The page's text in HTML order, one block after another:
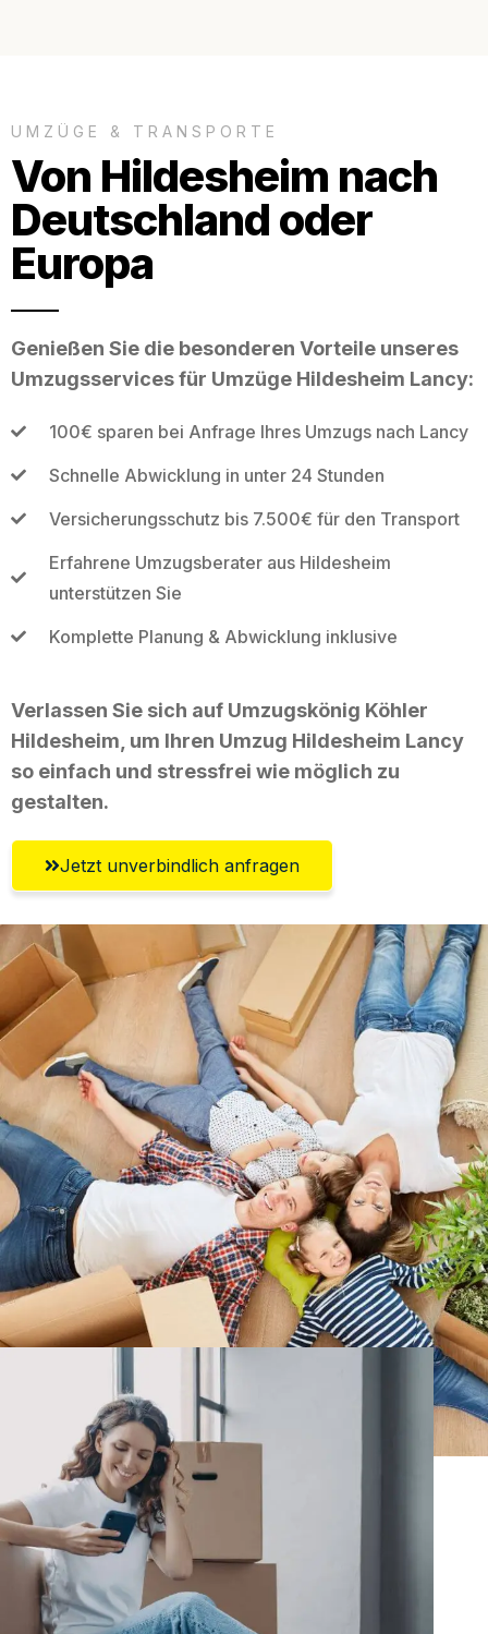
UMZÜGE & TRANSPORTE
Von Hildesheim nach
Deutschland oder
Europa
Genießen Sie die besonderen Vorteile unseres
Umzugsservices für Umzüge Hildesheim Lancy:
100€ sparen bei Anfrage Ihres Umzugs nach Lancy
Schnelle Abwicklung in unter 24 Stunden
Versicherungsschutz bis 7.500€ für den Transport
Erfahrene Umzugsberater aus Hildesheim
unterstützen Sie
Komplette Planung & Abwicklung inklusive
Verlassen Sie sich auf Umzugskönig Köhler
Hildesheim, um Ihren Umzug Hildesheim Lancy
so einfach und stressfrei wie möglich zu
gestalten.
Jetzt unverbindlich anfragen